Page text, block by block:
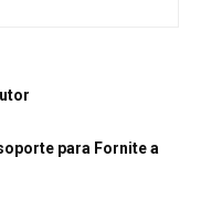
para Fornite a